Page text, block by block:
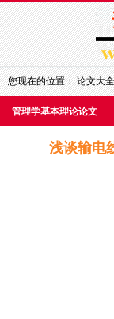
您现在的位置：论文大
管理学基本理论论文
浅谈输电